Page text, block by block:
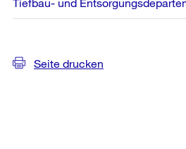
Seite drucken